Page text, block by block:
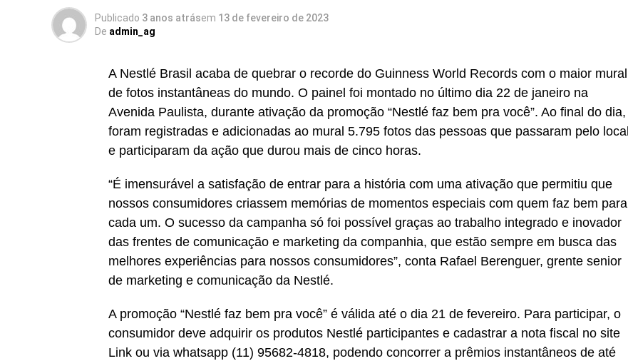
Publicado 3 anos atrásem 13 de fevereiro de 2023
De admin_ag
A Nestlé Brasil acaba de quebrar o recorde do Guinness World Records com o maior mural
de fotos instantâneas do mundo. O painel foi montado no último dia 22 de janeiro na
Avenida Paulista, durante ativação da promoção “Nestlé faz bem pra você”. Ao final do dia,
foram registradas e adicionadas ao mural 5.795 fotos das pessoas que passaram pelo local
e participaram da ação que durou mais de cinco horas.
“É imensurável a satisfação de entrar para a história com uma ativação que permitiu que
nossos consumidores criassem memórias de momentos especiais com quem faz bem para
cada um. O sucesso da campanha só foi possível graças ao trabalho integrado e inovador
das frentes de comunicação e marketing da companhia, que estão sempre em busca das
melhores experiências para nossos consumidores”, conta Rafael Berenguer, grente senior
de marketing e comunicação da Nestlé.
A promoção “Nestlé faz bem pra você” é válida até o dia 21 de fevereiro. Para participar, o
consumidor deve adquirir os produtos Nestlé participantes e cadastrar a nota fiscal no site
Link ou via whatsapp (11) 95682-4818, podendo concorrer a prêmios instantâneos de até